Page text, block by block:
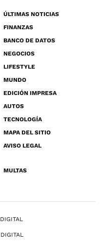
ÚLTIMAS NOTICIAS
FINANZAS
BANCO DE DATOS
NEGOCIOS
LIFESTYLE
MUNDO
EDICIÓN IMPRESA
AUTOS
TECNOLOGÍA
MAPA DEL SITIO
AVISO LEGAL
MULTAS
DIGITAL
DIGITAL